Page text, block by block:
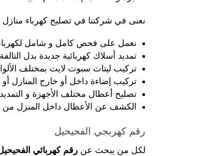
نعنى في شركتنا في تصليح كهرباء منازل
نعمل على فحص كامل و شامل
تمديد أسلاك كهربائية جديدة بدل
تركيب ليتات سبوت لايت بمختلف
تركيب إضاءة داخل أو خارج المنازل أو
تصليح أعطال مختلف الأجهزة و
الكشف عن الأعطال داخل المنزل من
رقم كهربجي الفحيحيل
لكل من يبحث عن رقم كهربائي